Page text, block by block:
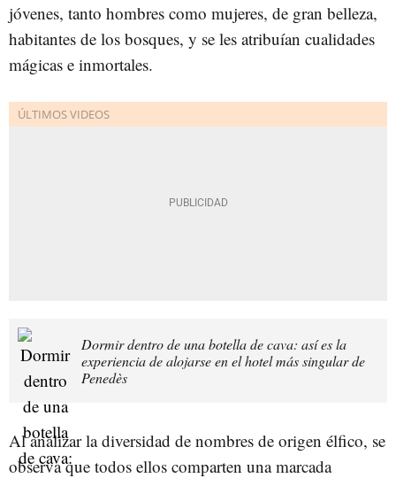
jóvenes, tanto hombres como mujeres, de gran belleza,
habitantes de los bosques, y se les atribuían cualidades
mágicas e inmortales.
Dormir dentro de una botella de cava: así es la
experiencia de alojarse en el hotel más singular de
Penedès
Al analizar la diversidad de nombres de origen élfico, se
observa que todos ellos comparten una marcada